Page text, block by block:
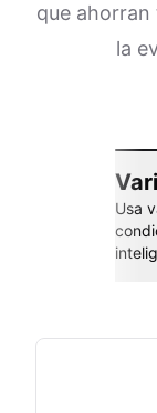
que ahorran
la
Usa